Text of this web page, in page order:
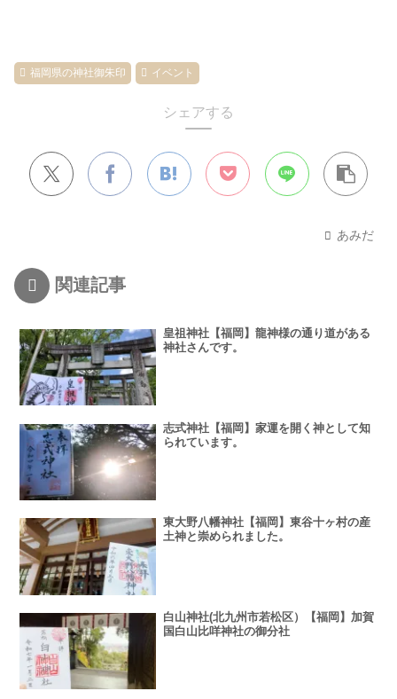
福岡県の神社御朱印 イベント
シェアする
あみだ
関連記事
皇祖神社【福岡】龍神様の通り道がある
神社さんです。
志式神社【福岡】家運を開く神として知
られています。
東大野八幡神社【福岡】東谷十ヶ村の産
土神と崇められました。
白山神社(北九州市若松区）【福岡】加賀
国白山比咩神社の御分社